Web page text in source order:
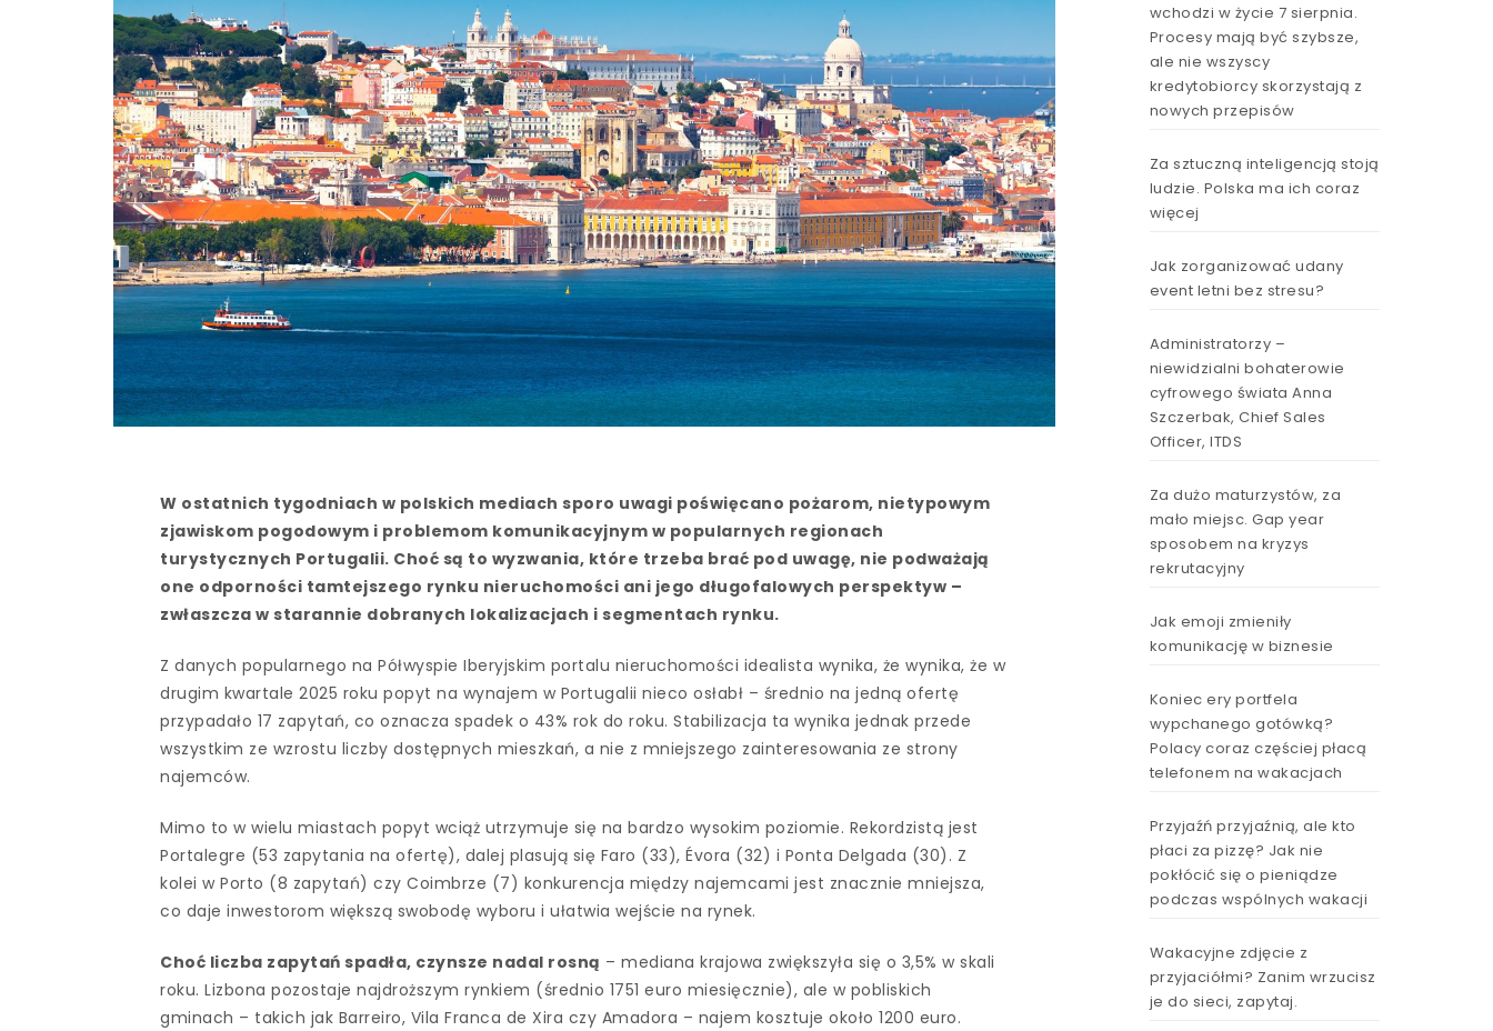
W ostatnich tygodniach w polskich mediach sporo uwagi poświęcano pożarom, nietypowym
zjawiskom pogodowym i problemom komunikacyjnym w popularnych regionach
turystycznych Portugalii. Choć są to wyzwania, które trzeba brać pod uwagę, nie podważają
one odporności tamtejszego rynku nieruchomości ani jego długofalowych perspektyw –
zwłaszcza w starannie dobranych lokalizacjach i segmentach rynku.
Z danych popularnego na Półwyspie Iberyjskim portalu nieruchomości idealista wynika, że wynika, że w
drugim kwartale 2025 roku popyt na wynajem w Portugalii nieco osłabł – średnio na jedną ofertę
przypadało 17 zapytań, co oznacza spadek o 43% rok do roku. Stabilizacja ta wynika jednak przede
wszystkim ze wzrostu liczby dostępnych mieszkań, a nie z mniejszego zainteresowania ze strony
najemców.
Mimo to w wielu miastach popyt wciąż utrzymuje się na bardzo wysokim poziomie. Rekordzistą jest
Portalegre (53 zapytania na ofertę), dalej plasują się Faro (33), Évora (32) i Ponta Delgada (30). Z
kolei w Porto (8 zapytań) czy Coimbrze (7) konkurencja między najemcami jest znacznie mniejsza,
co daje inwestorom większą swobodę wyboru i ułatwia wejście na rynek.
Choć liczba zapytań spadła, czynsze nadal rosną – mediana krajowa zwiększyła się o 3,5% w skali
roku. Lizbona pozostaje najdroższym rynkiem (średnio 1751 euro miesięcznie), ale w pobliskich
gminach – takich jak Barreiro, Vila Franca de Xira czy Amadora – najem kosztuje około 1200 euro.
wchodzi w życie 7 sierpnia.
Procesy mają być szybsze,
ale nie wszyscy
kredytobiorcy skorzystają z
nowych przepisów
Za sztuczną inteligencją stoją
ludzie. Polska ma ich coraz
więcej
Jak zorganizować udany
event letni bez stresu?
Administratorzy –
niewidzialni bohaterowie
cyfrowego świata Anna
Szczerbak, Chief Sales
Officer, ITDS
Za dużo maturzystów, za
mało miejsc. Gap year
sposobem na kryzys
rekrutacyjny
Jak emoji zmieniły
komunikację w biznesie
Koniec ery portfela
wypchanego gotówką?
Polacy coraz częściej płacą
telefonem na wakacjach
Przyjaźń przyjaźnią, ale kto
płaci za pizzę? Jak nie
pokłócić się o pieniądze
podczas wspólnych wakacji
Wakacyjne zdjęcie z
przyjaciółmi? Zanim wrzucisz
je do sieci, zapytaj.